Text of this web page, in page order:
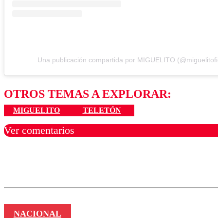
Una publicación compartida por MIGUELITO
OTROS TEMAS A EXPLORAR:
MIGUELITO TELETÓN
Ver comentarios
NACIONAL